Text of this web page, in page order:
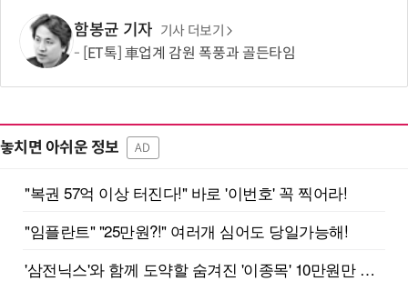
함봉균 기자 기사 더보기
[ET톡] 車업계 감원 폭풍과 골든타임
놓치면 아쉬운 정보 AD